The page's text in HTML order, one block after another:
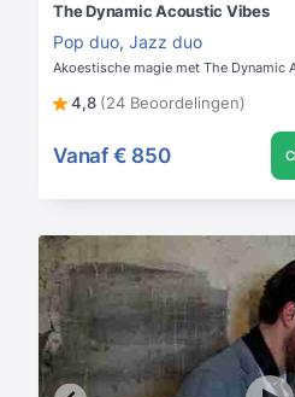
The Dynamic Acoustic Vibes
Pop duo, Jazz duo
Akoestische magie met The Dynamic
4,8 (24 Beoordelingen)
Vanaf € 850